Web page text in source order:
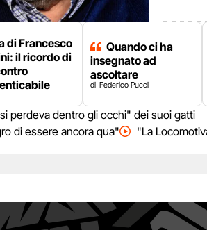
di Francesco
il ricordo di
Quando ci ha
insegnato ad
ascoltare
Federico Pucci
perdeva dentro gli occhi" dei suoi gatti
di essere ancora qua"
"La